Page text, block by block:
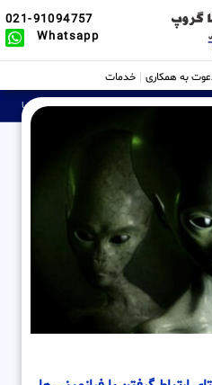
021-91094757
Whatsapp
به همکاری خدمات
انسان در راستای ارتباط گرفتن با فرازمینی ها